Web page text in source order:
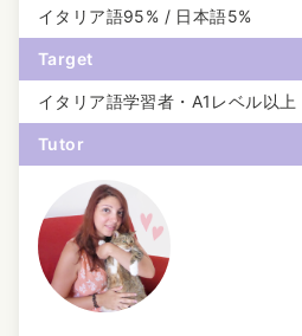
イタリア語95% / 日本語5%
Target
イタリア語学習者・A1レベル以上
Tutor